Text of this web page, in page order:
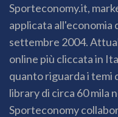
Sporteconomy.it,
applicata all'economia
settembre 2004.
online più cliccata in
quanto riguarda i temi
library di circa 60 mila
Sporteconomy